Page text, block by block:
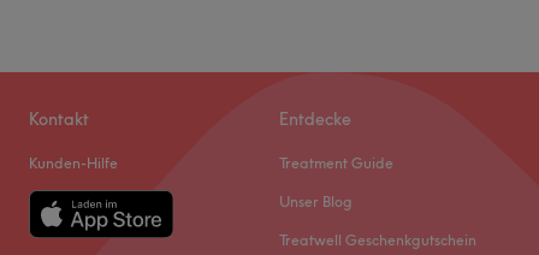
Kontakt
Kunden-Hilfe
Entdecke
Treatment Guide
Unser Blog
Treatwell Geschenkgutschein